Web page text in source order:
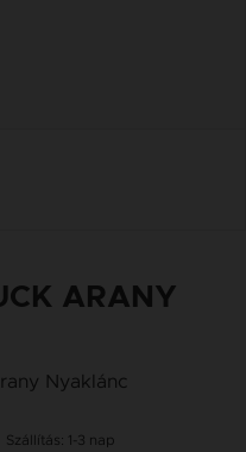
ARANY
Nyaklánc
Szállítás: 1-3 nap